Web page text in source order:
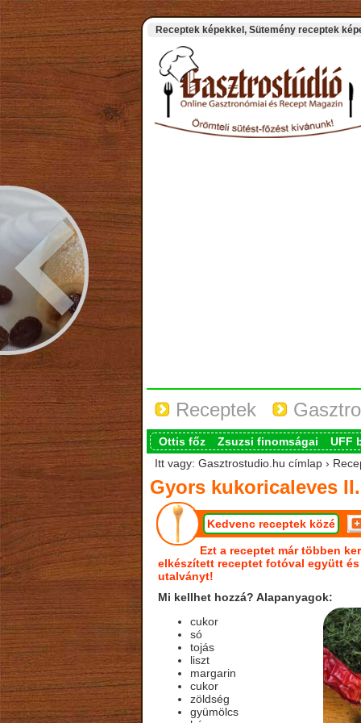
Receptek képekkel, Sütemény receptek
Receptek
Ottis főz Zsuzsi finomságai
UFF
Itt vagy: Gasztrostudio.hu címlap ›
Gyors kukoricaleves II.
Kedvenc receptek közé
Ezt a receptet már többen
elkészített receptet fotóval együtt
utalványt!
Mi kellhet hozzá? Alapanyagok:
cukor
só
tojás
liszt
margarin
cukor
zöldség
gyümölcs